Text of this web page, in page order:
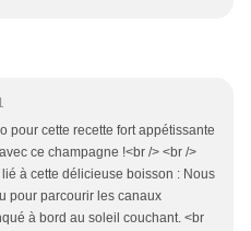
pour cette recette fort appétissante
ce champagne !<br /> <br />
à cette délicieuse boisson : Nous
pour parcourir les canaux
à bord au soleil couchant. <br